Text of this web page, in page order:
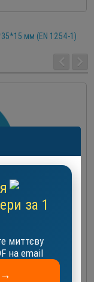
мм (EN 1254-1)
100
за 1
миттєву
на email
→